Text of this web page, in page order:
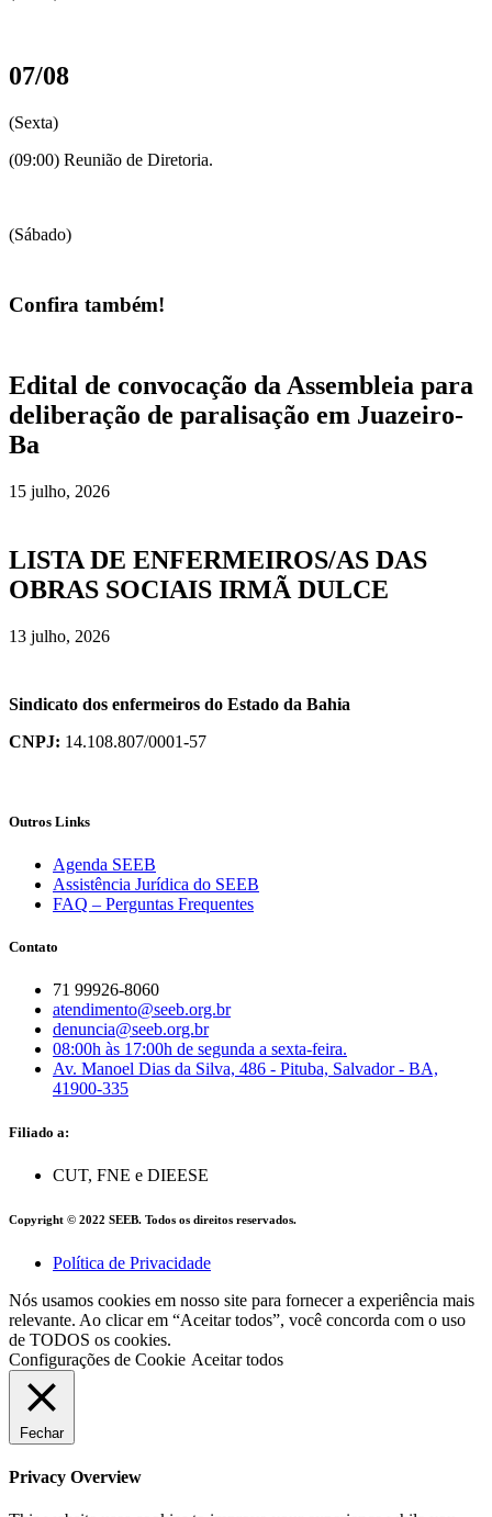
07/08
(Sexta)
(09:00) Reunião de Diretoria.
(Sábado)
Confira também!
Edital de convocação da Assembleia para
deliberação de paralisação em Juazeiro-
Ba
15 julho, 2026
LISTA DE ENFERMEIROS/AS DAS
OBRAS SOCIAIS IRMÃ DULCE
13 julho, 2026
Sindicato dos enfermeiros do Estado da Bahia
CNPJ: 14.108.807/0001-57
Outros Links
Agenda SEEB
Assistência Jurídica do SEEB
FAQ – Perguntas Frequentes
Contato
71 99926-8060
atendimento@seeb.org.br
denuncia@seeb.org.br
08:00h às 17:00h de segunda a sexta-feira.
Av. Manoel Dias da Silva, 486 - Pituba, Salvador - BA,
41900-335
Filiado a:
CUT, FNE e DIEESE
Copyright © 2022 SEEB. Todos os direitos reservados.
Política de Privacidade
Nós usamos cookies em nosso site para fornecer a experiência mais
relevante. Ao clicar em “Aceitar todos”, você concorda com o uso
de TODOS os cookies.
Configurações de Cookie Aceitar todos
Fechar
Privacy Overview